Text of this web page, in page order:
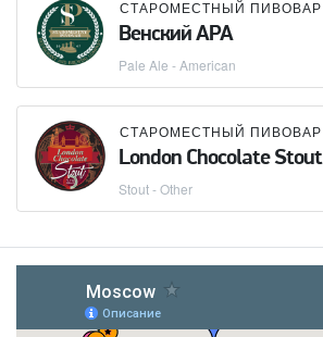
СТАРОМЕСТНЫЙ ПИВОВАР
Венский APA
Pale Ale - American
СТАРОМЕСТНЫЙ ПИВОВАР
London Chocolate Stout
Stout - Other